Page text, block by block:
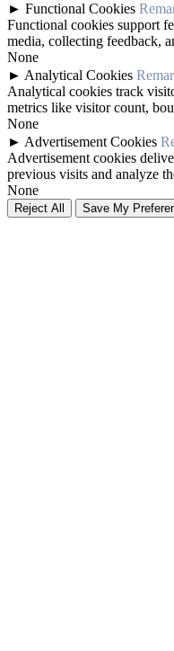
► Functional Cookies
Functional cookies support
media, collecting feedback,
None
► Analytical Cookies
Analytical cookies track
metrics like visitor count,
None
► Advertisement Cookies
Advertisement cookies
previous visits and analyze
None
Reject All Save My